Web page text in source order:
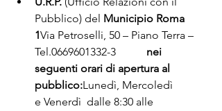
Pubblico) del Municipio Roma
1Via Petroselli, 50 – Piano Terra –
Tel.0669601332-3 nei
seguenti orari di apertura al
pubblico:Lunedì, Mercoledì
e Venerdì  dalle 8:30 alle